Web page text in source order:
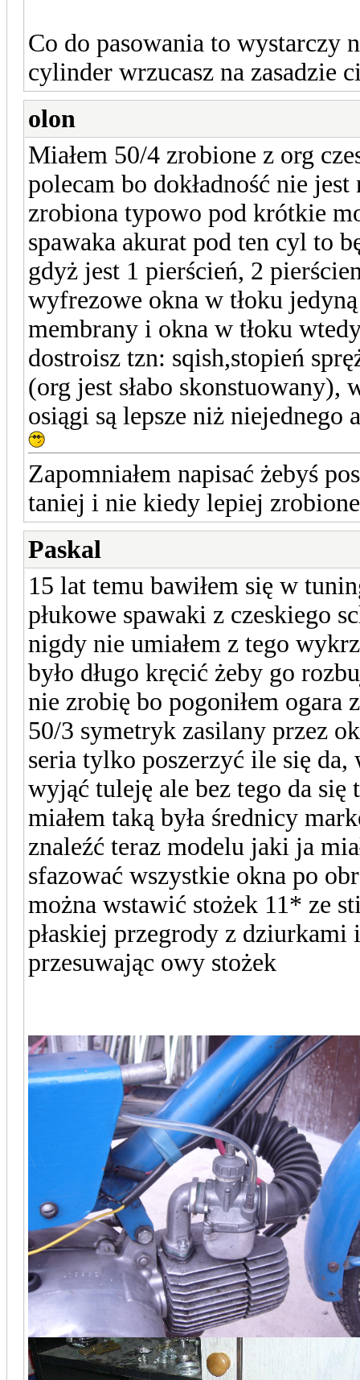
Co do pasowania to wystarczy
cylinder wrzucasz na zasadzie
olon
Miałem 50/4 zrobione z org
polecam bo dokładność nie
zrobiona typowo pod krótkie
spawaka akurat pod ten cyl to
gdyż jest 1 pierścień, 2
wyfrezowe okna w tłoku
membrany i okna w tłoku
dostroisz tzn: sqish,stopień
(org jest słabo skonstuowany),
osiągi są lepsze niż niejednego
Zapomniałem napisać żebyś
taniej i nie kiedy lepiej
Paskal
15 lat temu bawiłem się w
płukowe spawaki z czeskiego
nigdy nie umiałem z tego
było długo kręcić żeby go
nie zrobię bo pogoniłem ogara
50/3 symetryk zasilany przez
seria tylko poszerzyć ile się
wyjąć tuleję ale bez tego da
miałem taką była średnicy
znaleźć teraz modelu jaki ja
sfazować wszystkie okna po
można wstawić stożek 11* ze
płaskiej przegrody z
przesuwając owy stożek